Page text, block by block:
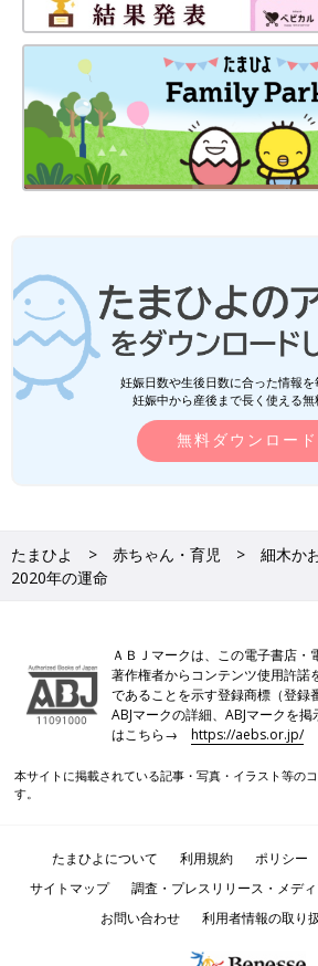
妊娠日数や生後日数に合った情報を
妊娠中から産後まで長く使える無
無料ダウンロード
たまひよ 赤ちゃん・育児
細木か
2020年の運命
ＡＢＪマークは、この電子書店・
著作権者からコンテンツ使用許諾
であることを示す登録商標（登録
ABJマークの詳細、ABJマークを
はこちら→https://aebs.or.jp/
本サイトに掲載されている記事・写真・イラスト等の
す。
たまひよについて 利用規約 ポリシー
サイトマップ
調査・プレスリリース・メデ
お問い合わせ
利用者情報の取り